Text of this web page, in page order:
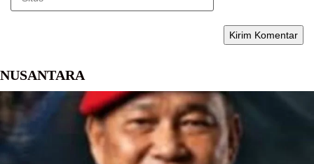
NUSANTARA